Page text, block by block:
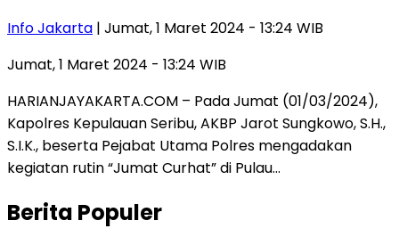
Info Jakarta | Jumat, 1 Maret 2024 - 13:24 WIB
Jumat, 1 Maret 2024 - 13:24 WIB
HARIANJAYAKARTA.COM – Pada Jumat (01/03/2024),
Kapolres Kepulauan Seribu, AKBP Jarot Sungkowo, S.H.,
S.I.K., beserta Pejabat Utama Polres mengadakan
kegiatan rutin “Jumat Curhat” di Pulau…
Berita Populer